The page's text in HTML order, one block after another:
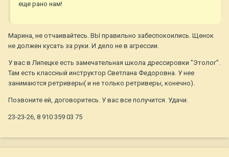
еще рано нам!
Марина, не отчаивайтесь. ВЫ правильно забеспокоились. Щенок
не должен кусать за руки. И дело не в агрессии.
У вас в Липецке есть замечательная школа дрессировки "Этолог".
Там есть классный инструктор Светлана Федоровна. У нее
занимаются ретриверы( и не только ретриверы, конечно).
Позвоните ей, договоритесь. У вас все получится. Удачи.
23-23-26, 8 910 359 03 75